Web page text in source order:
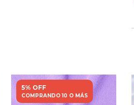
5% OFF
COMPRANDO 10 O MÁS